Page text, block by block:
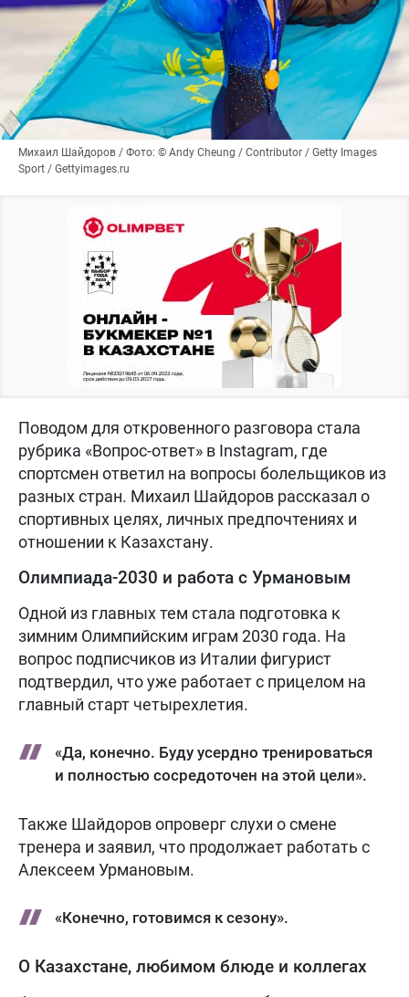
Михаил Шайдоров / Фото: © Andy Cheung / Contributor / Getty Images
Sport / Gettyimages.ru
Поводом для откровенного разговора стала
рубрика «Вопрос-ответ» в Instagram, где
спортсмен ответил на вопросы болельщиков из
разных стран. Михаил Шайдоров рассказал о
спортивных целях, личных предпочтениях и
отношении к Казахстану.
Олимпиада-2030 и работа с Урмановым
Одной из главных тем стала подготовка к
зимним Олимпийским играм 2030 года. На
вопрос подписчиков из Италии фигурист
подтвердил, что уже работает с прицелом на
главный старт четырехлетия.
«Да, конечно. Буду усердно тренироваться
и полностью сосредоточен на этой цели».
Также Шайдоров опроверг слухи о смене
тренера и заявил, что продолжает работать с
Алексеем Урмановым.
«Конечно, готовимся к сезону».
О Казахстане, любимом блюде и коллегах